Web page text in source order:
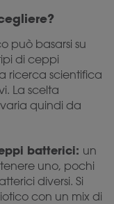
può basarsi su
di ceppi
ricerca scientifica
La scelta
quindi da
batterici: un
uno, pochi
diversi. Si
con un mix di